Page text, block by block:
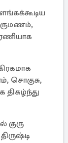
சொகுசு,
குரு